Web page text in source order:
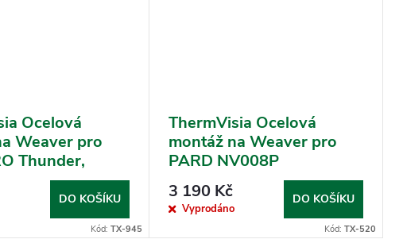
Ocelová
Weaver pro
Thunder,
Cheetah
DO KOŠÍKU
Kód: TX-945
ThermVisia Ocelová
montáž na Weaver pro
PARD NV008P
3 190 Kč
Vyprodáno
DO KOŠÍKU
Kód: TX-520